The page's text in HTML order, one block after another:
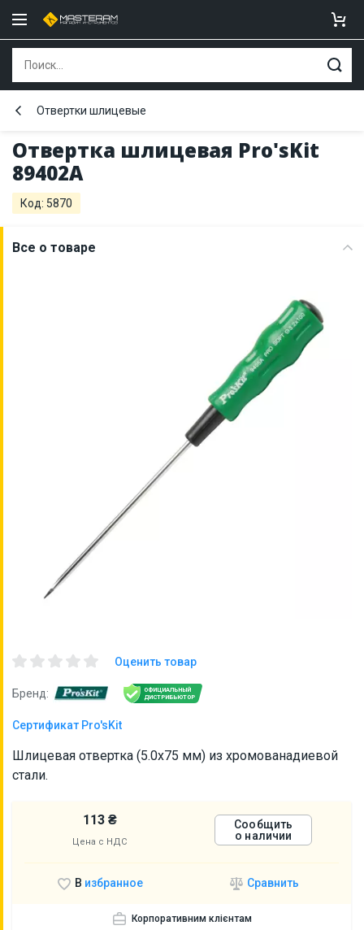
Отвертка шлицевая Pro'sKit
89402A
Отвертки шлицевые
Код: 5870
Все о товаре
Оценить товар
Бренд:
ОФИЦИАЛЬНЫЙ
ДИСТРИБЬЮТОР
Сертификат Pro'sKit
Шлицевая отвертка (5.0x75 мм) из хромованадиевой
стали.
113 ₴
Цена с НДС
Сообщить
о наличии
В избранное Сравнить
Корпоративним клієнтам